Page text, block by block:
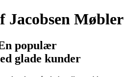
Jacobsen Møbler
populær
glade kunder